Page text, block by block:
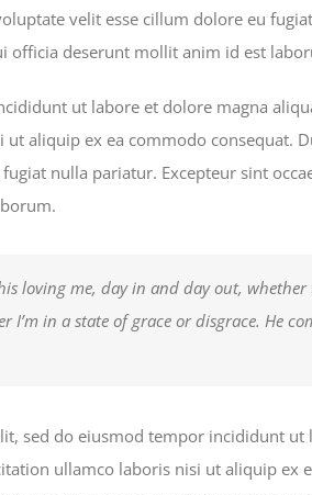
velit esse cillum dolore eu
officia deserunt mollit anim id est
ut labore et dolore magna
aliquip ex ea commodo consequat.
nulla pariatur. Excepteur sint
loving me, day in and day out,
in a state of grace or disgrace. He
sed do eiusmod tempor incididunt ut
ullamco laboris nisi ut aliquip ex